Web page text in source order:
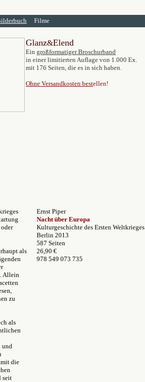
Filme
Glanz&Elend
Ein großformatiger Broschurband
in einer limitierten Auflage von 1.000 Ex.
mit 176 Seiten, die es in sich haben.
Ohne Versandkosten bestellen!
als
Allein
zu
als
und
die
seit
Ernst Piper
Nacht über Europa
Kulturgeschichte des Ersten Weltkrieges
Berlin 2013
587 Seiten
26,90 €
978 549 073 735